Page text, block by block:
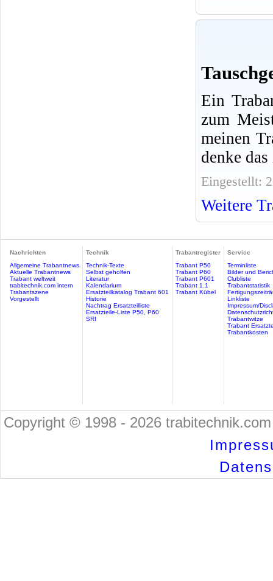
Ein
zum
meinen
denke
Eingestellt:
Weitere
Nachrichten
Allgemeine Trabantnews
Aktuelle Trabantnews
Trabant weltweit
trabitechnik.com intern
Trabantszene
Vorgestellt
Technik
Technik-Texte
Selbst geholfen
Literatur
Kalendarium
Ersatzteilkatalog Trabant 601
Historie
Nachtrag Ersatzteilliste
Ersatzteile-Liste P50, P60
SRI
Trabantregister
Trabant P50
Trabant P60
Trabant P601
Trabant 1.1
Trabant Kübel
Service
Terminliste
Bilder und
Clubliste
Trabantstatistik
Linkliste
Impressum/
Trabantwitze
Trabant
Trabantkosten
Copyright © 1998 - 2026